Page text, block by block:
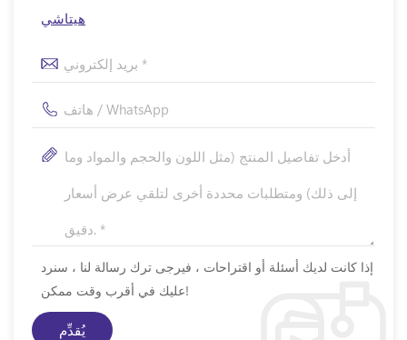
هيتاشي
إذا كانت لديك أسئلة أو اقتراحات ، فيرجى ترك رسالة لنا ، سنرد
عليك في أقرب وقت ممكن!